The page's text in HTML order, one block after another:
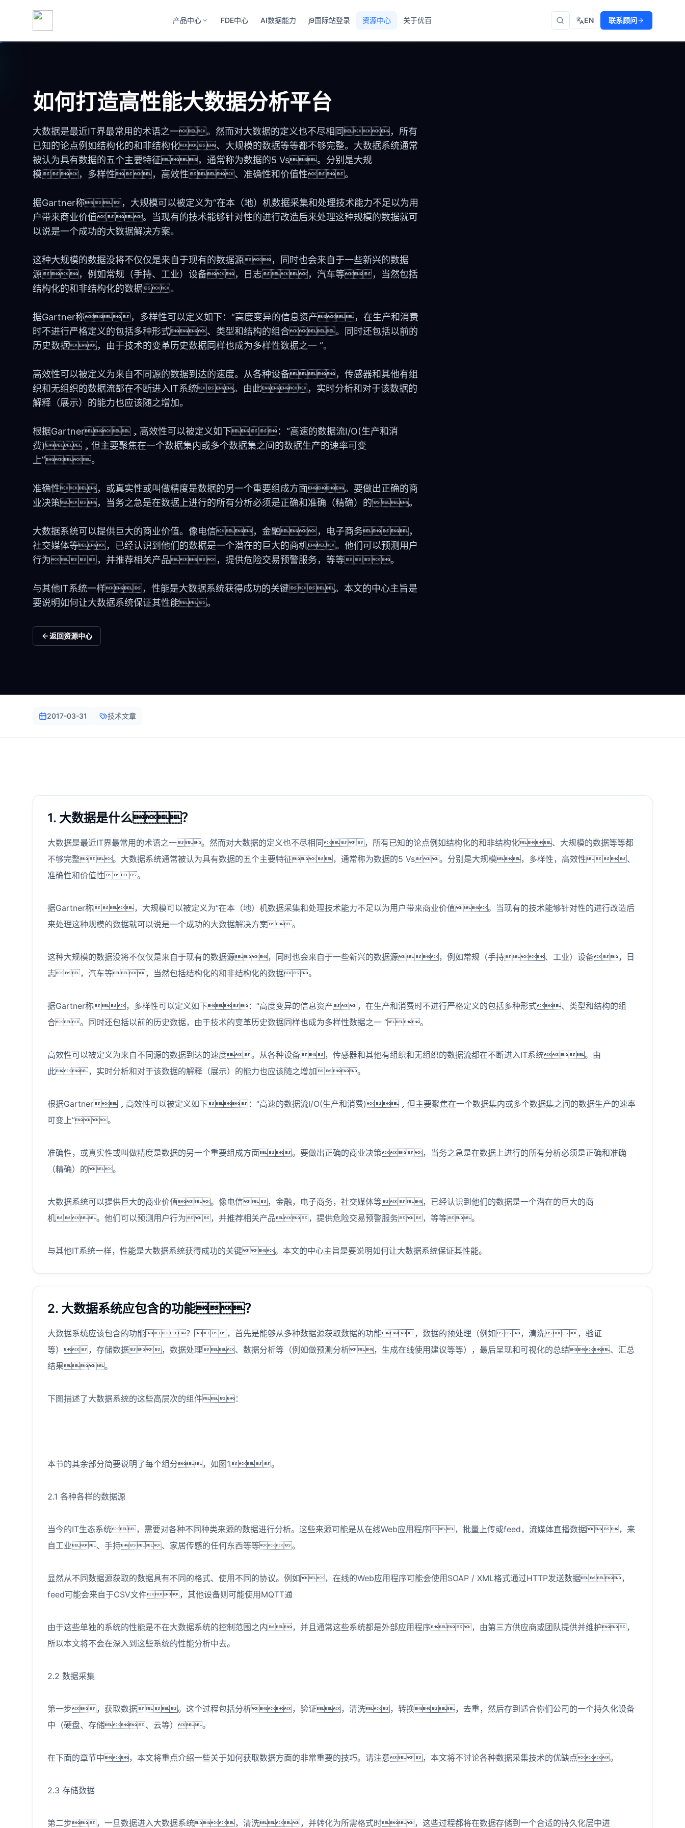
产品中心 FDE中心 AI数据能力 j9国际站登录 资源中心 关于优百 EN 联系顾问
如何打造高性能大数据分析平台
大数据是最近IT界最常用的术语之一。然而对大数据的定义也不尽相同，所有
已知的论点例如结构化的和非结构化、大规模的数据等等都不够完整。大数据系统通常
被认为具有数据的五个主要特征，通常称为数据的5 Vs。分别是大规
模，多样性，高效性、准确性和价值性。
据Gartner称，大规模可以被定义为“在本（地）机数据采集和处理技术能力不足以为用
户带来商业价值。当现有的技术能够针对性的进行改造后来处理这种规模的数据就可
以说是一个成功的大数据解决方案。
这种大规模的数据没将不仅仅是来自于现有的数据源，同时也会来自于一些新兴的数据
源，例如常规（手持、工业）设备，日志，汽车等，当然包括
结构化的和非结构化的数据。
据Gartner称，多样性可以定义如下：“高度变异的信息资产，在生产和消费
时不进行严格定义的包括多种形式、类型和结构的组合。同时还包括以前的
历史数据，由于技术的变革历史数据同样也成为多样性数据之一 “。
高效性可以被定义为来自不同源的数据到达的速度。从各种设备，传感器和其他有组
织和无组织的数据流都在不断进入IT系统。由此，实时分析和对于该数据的
解释（展示）的能力也应该随之增加。
根据Gartner，高效性可以被定义如下：“高速的数据流I/O(生产和消
费)，但主要聚焦在一个数据集内或多个数据集之间的数据生产的速率可变
上”。
准确性，或真实性或叫做精度是数据的另一个重要组成方面。要做出正确的商
业决策，当务之急是在数据上进行的所有分析必须是正确和准确（精确）的。
大数据系统可以提供巨大的商业价值。像电信，金融，电子商务，
社交媒体等，已经认识到他们的数据是一个潜在的巨大的商机。他们可以预测用户
行为，并推荐相关产品，提供危险交易预警服务，等等。
与其他IT系统一样，性能是大数据系统获得成功的关键。本文的中心主旨是
要说明如何让大数据系统保证其性能。
返回资源中心
2017-03-31 技术文章
1. 大数据是什么？
大数据是最近IT界最常用的术语之一。然而对大数据的定义也不尽相同，所有已知的论点例如结构化的和非结构化、大规模的数据等等都
不够完整。大数据系统通常被认为具有数据的五个主要特征，通常称为数据的5 Vs。分别是大规模，多样性，高效性、
准确性和价值性。
据Gartner称，大规模可以被定义为“在本（地）机数据采集和处理技术能力不足以为用户带来商业价值。当现有的技术能够针对性的进行改造后
来处理这种规模的数据就可以说是一个成功的大数据解决方案。
这种大规模的数据没将不仅仅是来自于现有的数据源，同时也会来自于一些新兴的数据源，例如常规（手持、工业）设备，日
志，汽车等，当然包括结构化的和非结构化的数据。
据Gartner称，多样性可以定义如下：“高度变异的信息资产，在生产和消费时不进行严格定义的包括多种形式、类型和结构的组
合。同时还包括以前的历史数据，由于技术的变革历史数据同样也成为多样性数据之一 “。
高效性可以被定义为来自不同源的数据到达的速度。从各种设备，传感器和其他有组织和无组织的数据流都在不断进入IT系统。由
此，实时分析和对于该数据的解释（展示）的能力也应该随之增加。
根据Gartner，高效性可以被定义如下：“高速的数据流I/O(生产和消费)，但主要聚焦在一个数据集内或多个数据集之间的数据生产的速率
可变上”。
准确性，或真实性或叫做精度是数据的另一个重要组成方面。要做出正确的商业决策，当务之急是在数据上进行的所有分析必须是正确和准确
（精确）的。
大数据系统可以提供巨大的商业价值。像电信，金融，电子商务，社交媒体等，已经认识到他们的数据是一个潜在的巨大的商
机。他们可以预测用户行为，并推荐相关产品，提供危险交易预警服务，等等。
与其他IT系统一样，性能是大数据系统获得成功的关键。本文的中心主旨是要说明如何让大数据系统保证其性能。
2. 大数据系统应包含的功能？
大数据系统应该包含的功能？，首先是能够从多种数据源获取数据的功能，数据的预处理（例如，清洗，验证
等），存储数据，数据处理、数据分析等（例如做预测分析，生成在线使用建议等等），最后呈现和可视化的总结、汇总
结果。
下图描述了大数据系统的这些高层次的组件：
本节的其余部分简要说明了每个组分，如图1。
2.1 各种各样的数据源
当今的IT生态系统，需要对各种不同种类来源的数据进行分析。这些来源可能是从在线Web应用程序，批量上传或feed，流媒体直播数据，来
自工业、手持、家居传感的任何东西等等。
显然从不同数据源获取的数据具有不同的格式、使用不同的协议。例如，在线的Web应用程序可能会使用SOAP / XML格式通过HTTP发送数据，
feed可能会来自于CSV文件，其他设备则可能使用MQTT通
由于这些单独的系统的性能是不在大数据系统的控制范围之内，并且通常这些系统都是外部应用程序，由第三方供应商或团队提供并维护，
所以本文将不会在深入到这些系统的性能分析中去。
2.2 数据采集
第一步，获取数据。这个过程包括分析，验证，清洗，转换，去重，然后存到适合你们公司的一个持久化设备
中（硬盘、存储、云等）。
在下面的章节中，本文将重点介绍一些关于如何获取数据方面的非常重要的技巧。请注意，本文将不讨论各种数据采集技术的优缺点。
2.3 存储数据
第二步，一旦数据进入大数据系统，清洗，并转化为所需格式时，这些过程都将在数据存储到一个合适的持久化层中进